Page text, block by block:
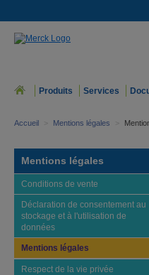
Produits Services
Accueil > Mentions légales >
Mentions légales
Conditions de vente
Déclaration de consentement au
stockage et à l'utilisation de
données
Mentions légales
Respect de la vie privée